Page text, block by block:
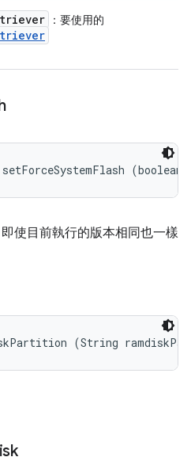
：要使用的
(boolean
使目前執行的版本相同也一樣
(String